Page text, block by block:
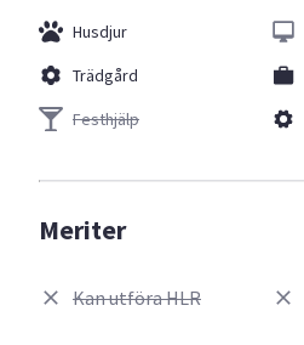
Husdjur
Trädgård
Festhjälp
Meriter
Kan utföra HLR